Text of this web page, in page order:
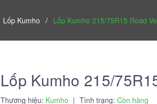
Lốp Kumho / Lốp Kumho 215/75R15 Road
Lốp Kumho 215/
Thương hiệu: Kumho | Tình trạng: Còn hàng